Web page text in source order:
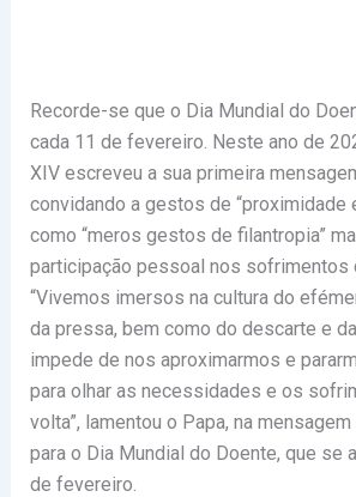
Recorde-se que o Dia Mundial do
cada 11 de fevereiro. Neste ano de
XIV escreveu a sua primeira
convidando a gestos de “proximidade
como “meros gestos de filantropia”
participação pessoal nos sofrimentos
“Vivemos imersos na cultura do
da pressa, bem como do descarte e
impede de nos aproximarmos e
para olhar as necessidades e os
volta”, lamentou o Papa, na
para o Dia Mundial do Doente, que se
de fevereiro.